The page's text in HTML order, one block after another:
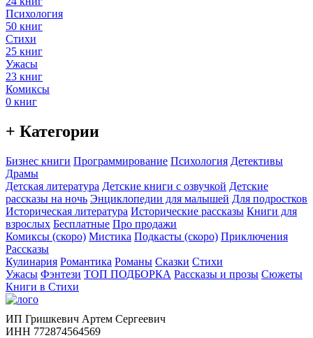
Психология
50 книг
Стихи
25 книг
Ужасы
23 книг
Комиксы
0 книг
+ Категории
Бизнес книги Программирование Психология Детективы
Драмы
Детская литература Детские книги с озвучкой Детские
рассказы на ночь Энциклопедии для малышей Для подростков
Историческая литература Исторические рассказы Книги для
взрослых Бесплатные Про продажи
Комиксы (скоро) Мистика Подкасты (скоро) Приключения
Рассказы
Кулинария Романтика Романы Сказки Стихи
Ужасы Фэнтези ТОП ПОДБОРКА Рассказы и прозы Сюжеты
Книги в Стихи
ИП Гришкевич Артем Сергеевич
ИНН 772874564569